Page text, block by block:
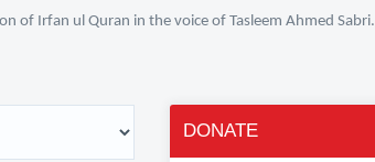
of Irfan ul Quran in the voice of Tasleem Ahmed Sabri.
DONATE